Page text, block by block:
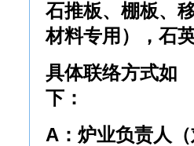
石推板、棚板、
材料专用），石
具体联络方式如
下：
A ：炉业负责人